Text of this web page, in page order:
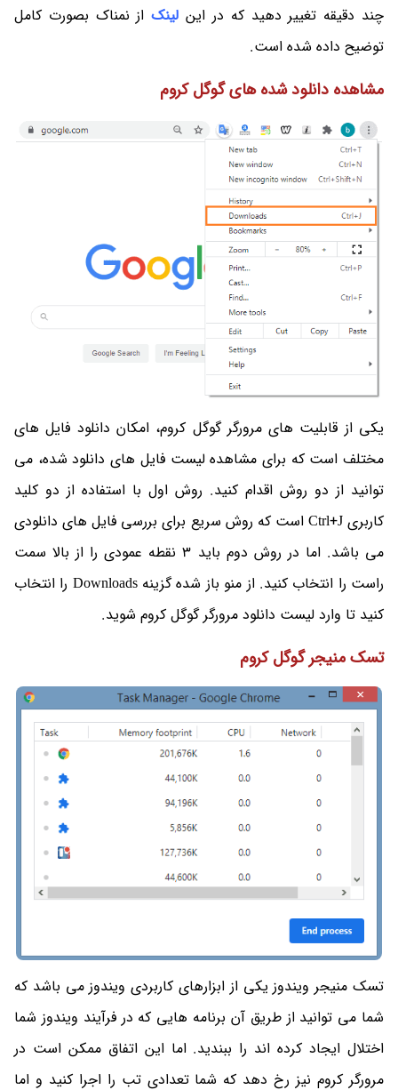
چند دقیقه تغییر دهید که در این لینکاز نمناک بصورت کامل
توضیح داده شده است.
مشاهده دانلود شده های گوگل کروم
یکی از قابلیت های مرورگر گوگل کروم، امکان دانلود فایل های
مختلف است که برای مشاهده لیست فایل های دانلود شده، می
توانید از دو روش اقدام کنید. روش اول با استفاده از دو کلید
کاربری Ctrl+J است که روش سریع برای بررسی فایل های دانلودی
می باشد. اما در روش دوم باید 3 نقطه عمودی را از بالا سمت
راست را انتخاب کنید. از منو باز شده گزینه Downloads را انتخاب
کنید تا وارد لیست دانلود مرورگر گوگل کروم شوید.
تسک منیجر گوگل کروم
تسک منیجر ویندوز یکی از ابزارهای کاربردی ویندوز می باشد که
شما می توانید از طریق آن برنامه هایی که در فرآیند ویندوز شما
اختلال ایجاد کرده اند را ببندید. اما این اتفاق ممکن است در
مرورگر کروم نیز رخ دهد که شما تعدادی تب را اجرا کنید و اما